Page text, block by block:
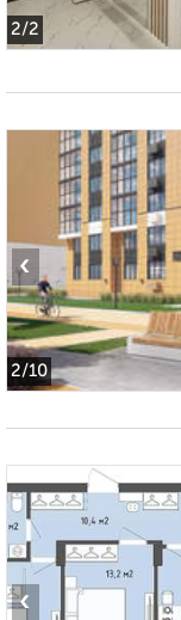
2/2
2/10
‹
‹